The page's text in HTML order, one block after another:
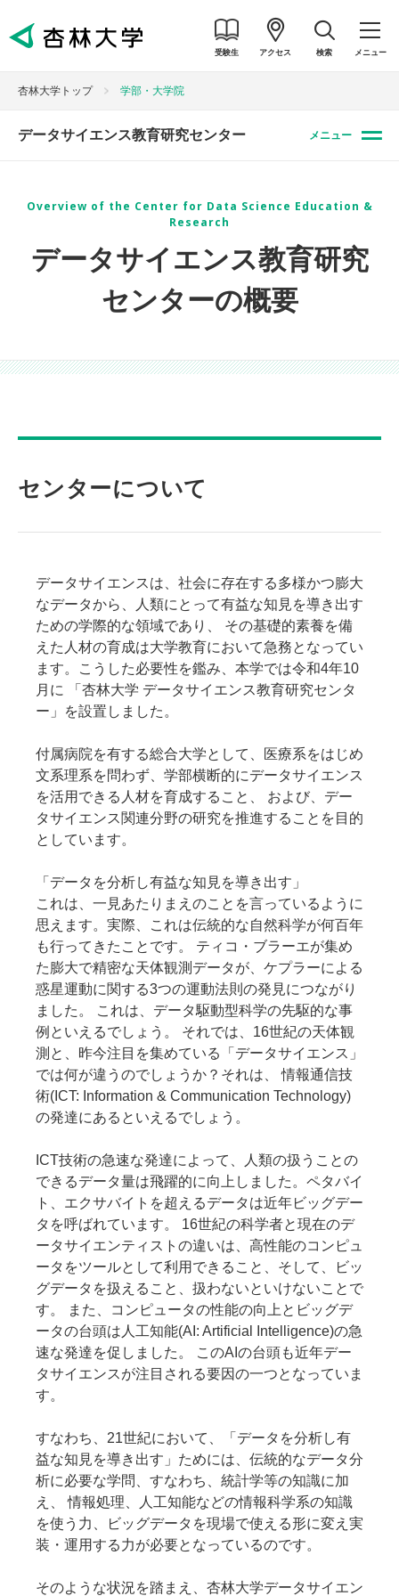
受験生 アクセス 検索 メニュー
杏林大学トップ 学部・大学院
データサイエンス教育研究センター メニュー
Overview of the Center for Data Science Education &
Research
データサイエンス教育研究
センターの概要
センターについて
データサイエンスは、社会に存在する多様かつ膨大
なデータから、人類にとって有益な知見を導き出す
ための学際的な領域であり、 その基礎的素養を備
えた人材の育成は大学教育において急務となってい
ます。こうした必要性を鑑み、本学では令和4年10
月に 「杏林大学 データサイエンス教育研究センタ
ー」を設置しました。
付属病院を有する総合大学として、医療系をはじめ
文系理系を問わず、学部横断的にデータサイエンス
を活用できる人材を育成すること、 および、デー
タサイエンス関連分野の研究を推進することを目的
としています。
「データを分析し有益な知見を導き出す」
これは、一見あたりまえのことを言っているように
思えます。実際、これは伝統的な自然科学が何百年
も行ってきたことです。 ティコ・ブラーエが集め
た膨大で精密な天体観測データが、ケプラーによる
惑星運動に関する3つの運動法則の発見につながり
ました。 これは、データ駆動型科学の先駆的な事
例といえるでしょう。 それでは、16世紀の天体観
測と、昨今注目を集めている「データサイエンス」
では何が違うのでしょうか？それは、 情報通信技
術(ICT: Information & Communication Technology)
の発達にあるといえるでしょう。
ICT技術の急速な発達によって、人類の扱うことの
できるデータ量は飛躍的に向上しました。ペタバイ
ト、エクサバイトを超えるデータは近年ビッグデー
タを呼ばれています。 16世紀の科学者と現在のデ
ータサイエンティストの違いは、高性能のコンピュ
ータをツールとして利用できること、そして、ビッ
グデータを扱えること、扱わないといけないことで
す。 また、コンピュータの性能の向上とビッグデ
ータの台頭は人工知能(AI: Artificial Intelligence)の急
速な発達を促しました。 このAIの台頭も近年デー
タサイエンスが注目される要因の一つとなっていま
す。
すなわち、21世紀において、「データを分析し有
益な知見を導き出す」ためには、伝統的なデータ分
析に必要な学問、すなわち、統計学等の知識に加
え、 情報処理、人工知能などの情報科学系の知識
を使う力、ビッグデータを現場で使える形に変え実
装・運用する力が必要となっているのです。
そのような状況を踏まえ、杏林大学データサイエン